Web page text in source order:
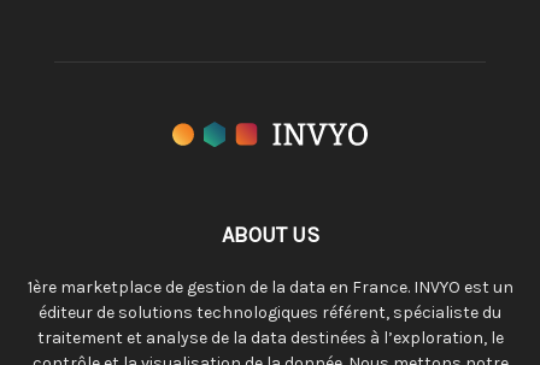
ABOUT US
1ère marketplace de gestion de la data en France. INVYO est un
éditeur de solutions technologiques référent, spécialiste du
traitement et analyse de la data destinées à l’exploration, le